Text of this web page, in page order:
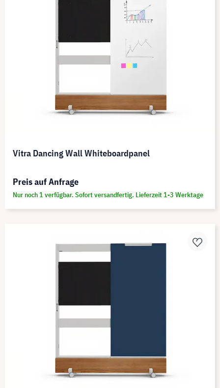
Vitra Dancing Wall Whiteboardpanel
Preis auf Anfrage
Nur noch 1 verfügbar. Sofort versandfertig. Lieferzeit 1-3 Werktage